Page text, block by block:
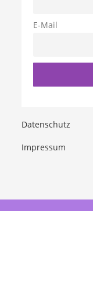
E-Mail
Datenschutz
Impressum